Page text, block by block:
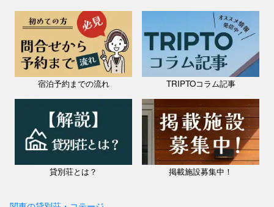
宿泊予約までの流れ TRIPTOコラム記事
貸別荘とは？ 掲載施設募集中！